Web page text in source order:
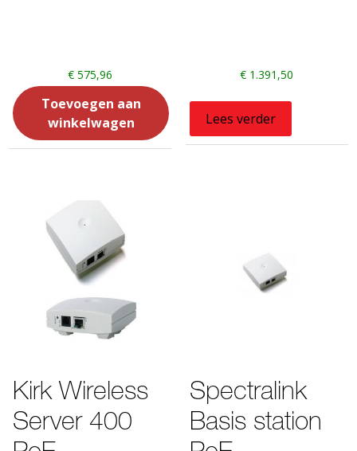
€ 575,96
Toevoegen aan
winkelwagen
€ 1.391,50
Lees verder
Kirk Wireless
Server 400
Spectralink
Basis station